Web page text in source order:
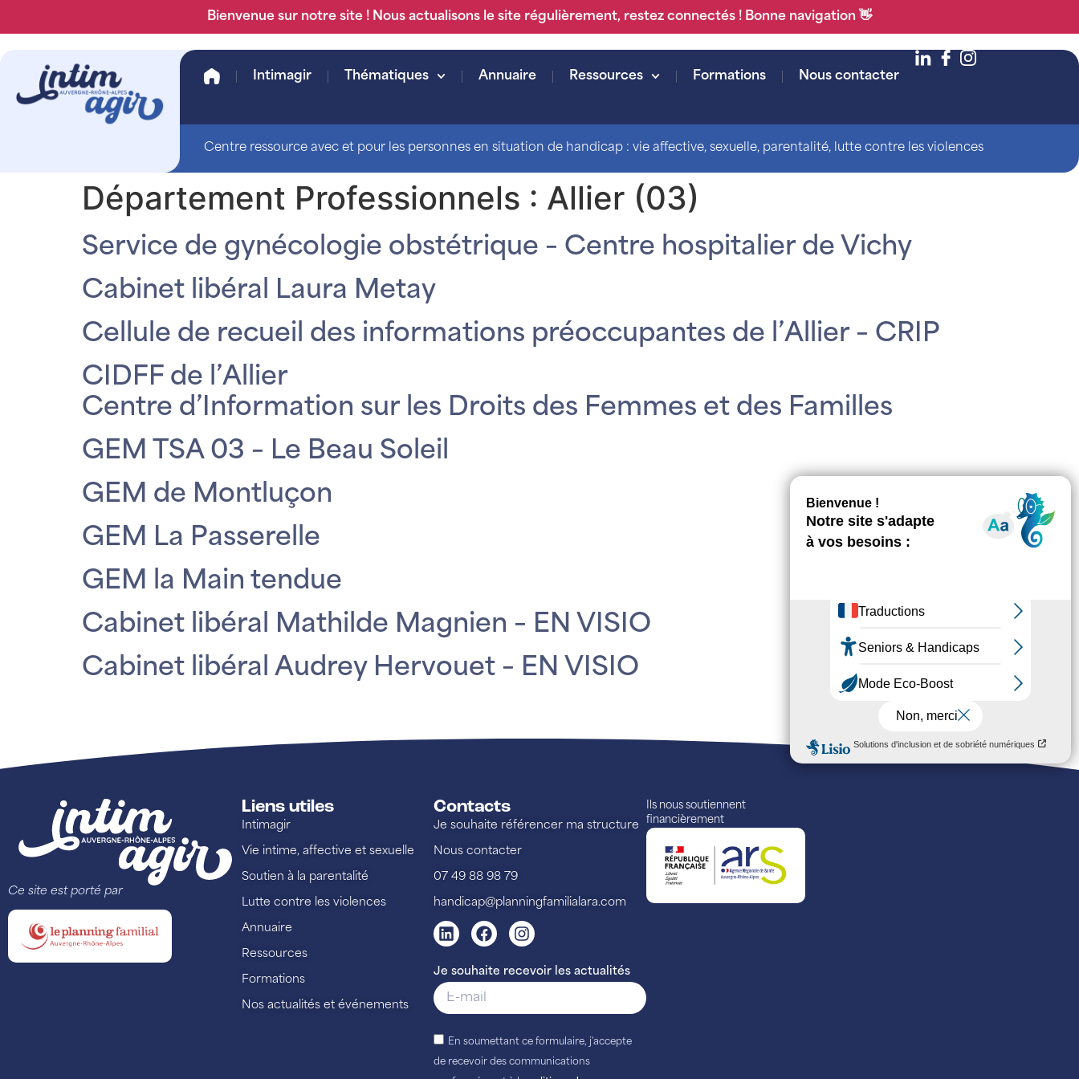
Bienvenue sur notre site ! Nous actualisons le site régulièrement, restez connectés ! Bonne navigation 👋
Intimagir Thématiques Annuaire Ressources Formations Nous contacter
Centre ressource avec et pour les personnes en situation de handicap : vie affective, sexuelle, parentalité, lutte contre les violences
Département Professionnels : Allier (03)
Service de gynécologie obstétrique – Centre hospitalier de Vichy
Cabinet libéral Laura Metay
Cellule de recueil des informations préoccupantes de l’Allier – CRIP
CIDFF de l’Allier
Centre d’Information sur les Droits des Femmes et des Familles
GEM TSA 03 – Le Beau Soleil
GEM de Montluçon
GEM La Passerelle
GEM la Main tendue
Cabinet libéral Mathilde Magnien – EN VISIO
Cabinet libéral Audrey Hervouet – EN VISIO
Prochain
Ce site est porté par
Liens utiles
Intimagir
Vie intime, affective et sexuelle
Soutien à la parentalité
Lutte contre les violences
Annuaire
Ressources
Formations
Nos actualités et événements
Contacts
Je souhaite référencer ma structure
Nous contacter
07 49 88 98 79
handicap@planningfamilialara.com
Je souhaite recevoir les actualités
En soumettant ce formulaire, j'accepte
de recevoir des communications
Ils nous soutiennent
financièrement